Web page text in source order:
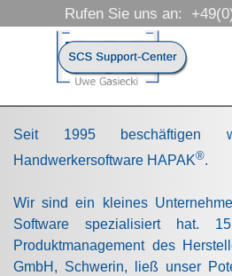
Direkt zum Seiteninhalt
Menü überspringen
Rufen Sie uns an:
Seit 1995
Handwerkersoftware HAPAK®.
Wir sind ein kleines
Software spezialisiert hat.
Produktmanagement des
GmbH, Schwerin, ließ unser